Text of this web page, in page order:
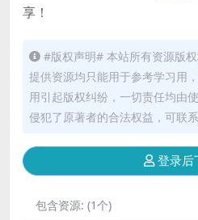
享！
#版权声明# 本站所有资源版
提供资源均只能用于参考学习用
用引起版权纠纷，一切责任均由
侵犯了原著者的合法权益，可联
登录后
包含资源: (1个)